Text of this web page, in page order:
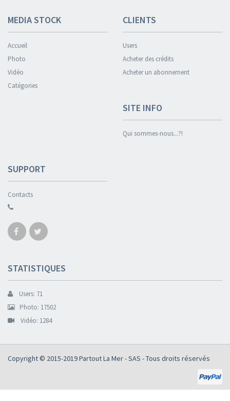
MEDIA STOCK
Accueil
Photo
Vidéo
Catégories
CLIENTS
Users
Acheter des crédits
Acheter un abonnement
SITE INFO
Qui sommes-nous...?!
SUPPORT
Contacts
STATISTIQUES
Users: 71
Photo: 17502
Vidéo: 1284
Copyright © 2015-2019Partout La Mer - SAS - Tous droits réservés